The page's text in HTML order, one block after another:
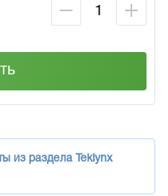
из раздела Teklynx